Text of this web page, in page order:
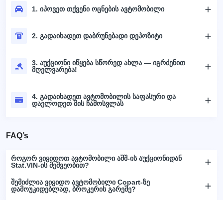
1. იპოვეთ თქვენი ოცნების ავტომობილი
2. გადაიხადეთ დაბრუნებადი დეპოზიტი
3. აუქციონი იწყება სწორედ ახლა — იგრძენით
მღელვარება!
4. გადაიხადეთ ავტომობილის საფასური და
დაელოდეთ მის ჩამოსვლას
FAQ’s
როგორ ვიყიდოთ ავტომობილი აშშ-ის აუქციონიდან
Stat.VIN-ის მეშვეობით?
შემიძლია ვიყიდო ავტომობილი Copart-ზე
დამოუკიდებლად, ბროკერის გარეშე?